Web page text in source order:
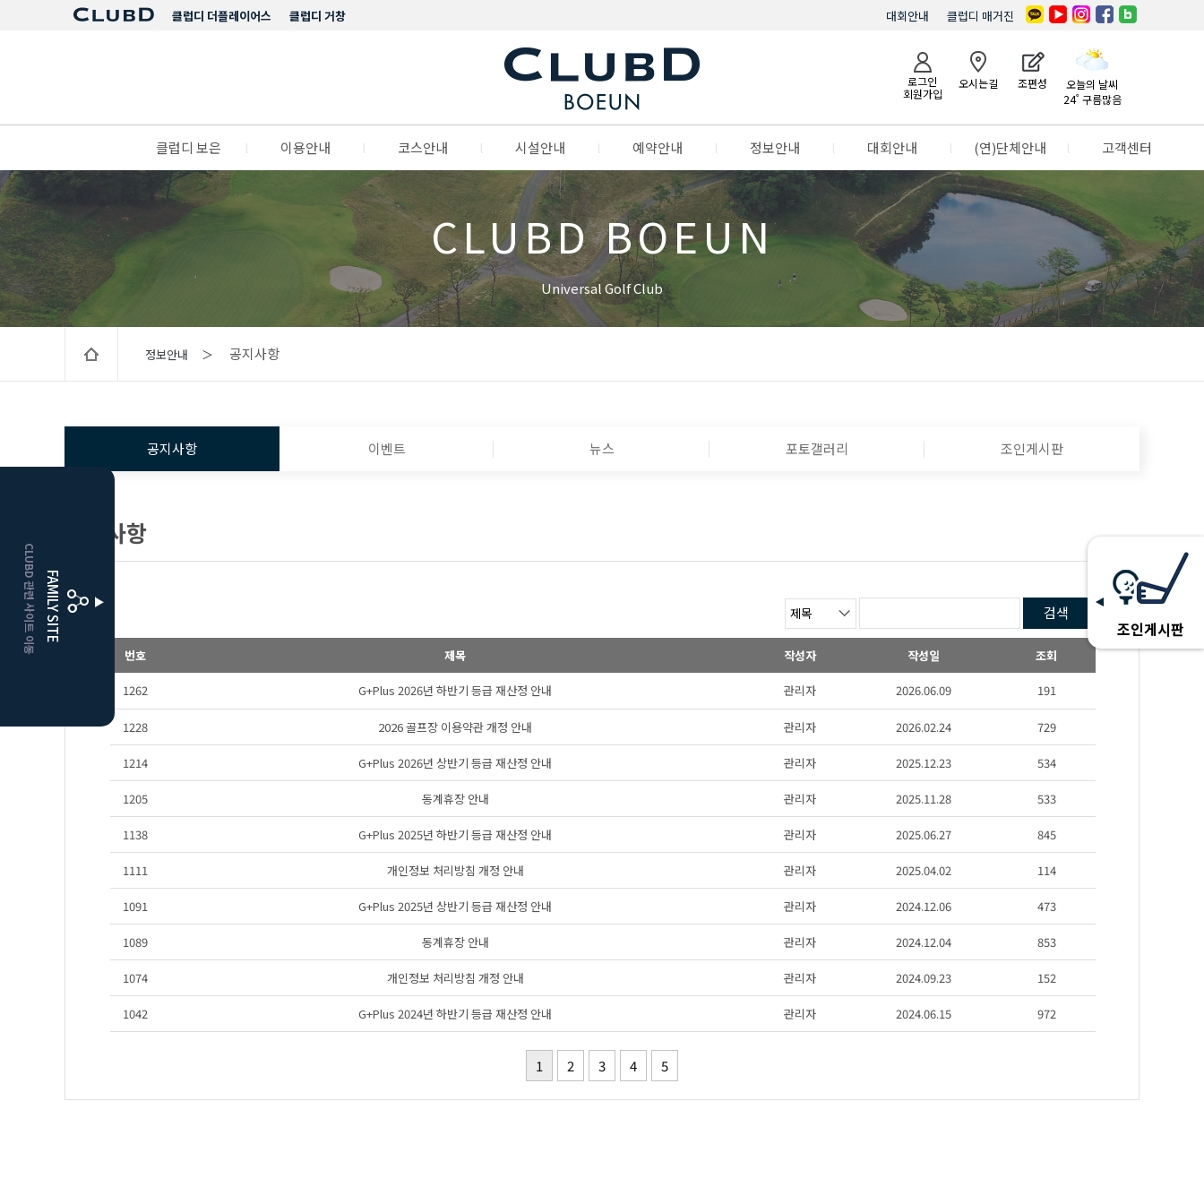
클럽디 거창
클럽디 더플레이어스 클럽디 매거진
대회안내
로그인
회원가입
오시는길 조편성
오늘의 날씨
24˚ 구름많음
클럽디 보은 이용안내 코스안내 시설안내 예약안내 정보안내 대회안내 (연)단체안내 고객센터
CLUBD BOEUN
Universal Golf Club
FAMILY SITE
CLUBD 관련 사이트 이동 클럽디거창
클럽디더플레이어스 조인게시판
정보안내 ＞ 공지사항
공지사항 이벤트 뉴스 포토갤러리 조인게시판
공지사항
검색
번호 제목 작성자 작성일 조회
1262 G+Plus 2026년 하반기 등급 재산정 안내 관리자 2026.06.09 191
1228 2026 골프장 이용약관 개정 안내 관리자 2026.02.24 729
1214 G+Plus 2026년 상반기 등급 재산정 안내 관리자 2025.12.23 534
1205 동계휴장 안내 관리자 2025.11.28 533
1138 G+Plus 2025년 하반기 등급 재산정 안내 관리자 2025.06.27 845
1111 개인정보 처리방침 개정 안내 관리자 2025.04.02 114
1091 G+Plus 2025년 상반기 등급 재산정 안내 관리자 2024.12.06 473
1089 동계휴장 안내 관리자 2024.12.04 853
1074 개인정보 처리방침 개정 안내 관리자 2024.09.23 152
1042 G+Plus 2024년 하반기 등급 재산정 안내 관리자 2024.06.15 972
1 2 3 4 5